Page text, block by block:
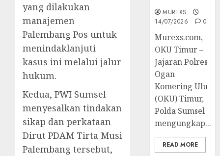
yang dilakukan
manajemen
Palembang Pos untuk
menindaklanjuti
kasus ini melalui jalur
hukum.
Kedua, PWI Sumsel
menyesalkan tindakan
sikap dan perkataan
Dirut PDAM Tirta Musi
Palembang tersebut,
MUREXS
14/07/2026
0
Murexs.com,
OKU Timur –
Jajaran Polres
Ogan
Komering Ulu
(OKU) Timur,
Polda Sumsel
mengungkap...
READ MORE